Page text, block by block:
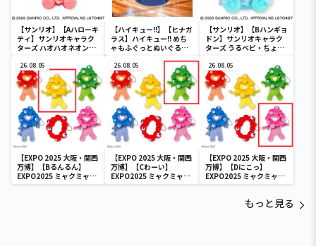
【サンリオ】【Aハローキ
ティ】サンリオキャラク
ターズ ハオハオネオンタ
【ハイキュー!!】【ヒナガ
ラス】ハイキュー!! めち
ゃもふぐっとぬいぐるみ
【サンリオ】【Bハンギョ
ドン】サンリオキャラク
ターズ うるベビ・ちょい
26.08.05
【EXPO 2025 大阪・関西
万博】【Bるんるん】
EXPO2025 ミャクミャク
カラフルゴム紐付きぬい
26.08.05
【EXPO 2025 大阪・関西
万博】【Cわーい】
EXPO2025 ミャクミャク
カラフルゴム紐付きぬい
26.08.05
【EXPO 2025 大阪・関西
万博】【Dにこっ】
EXPO2025 ミャクミャク
カラフルゴム紐付きぬい
もっと見る